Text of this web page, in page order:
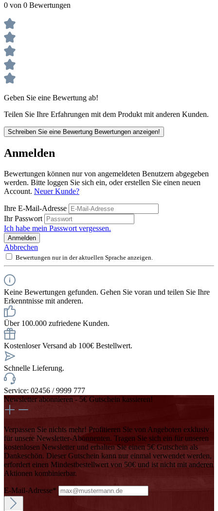
0 von 0 Bewertungen
Geben Sie eine Bewertung ab!
Teilen Sie Ihre Erfahrungen mit dem Produkt mit anderen Kunden.
Schreiben Sie eine Bewertung Bewertungen anzeigen!
Anmelden
Bewertungen können nur von angemeldeten Benutzern abgegeben
werden. Bitte loggen Sie sich ein, oder erstellen Sie einen neuen
Account. Neuer Kunde?
Ihre E-Mail-Adresse
Ihr Passwort
Ich habe mein Passwort vergessen.
Anmelden
Abbrechen
Bewertungen nur in der aktuellen Sprache anzeigen.
Keine Bewertungen gefunden. Gehen Sie voran und teilen Sie Ihre
Erkenntnisse mit anderen.
Über 100.000 zufriedene Kunden.
Kostenloser Versand ab 100€ Bestellwert.
Schnelle Lieferung.
Service: 02456 / 9999 777
Newsletter abonnieren - 5€ Gutschein kassieren!
Verpassen Sie nichts mehr! Profitieren Sie von Angeboten exklusiv
für unsere Newsletter-Abonnenten. Tragen Sie sich ein für unseren
kostenlosen Newsletter und erhalten Sie einen 5€ Gutschein als
Dankeschön. Dieser Gutschein kann nur einmal verwendet werden,
erfordert einen Mindestbestellwert von 50€ und ist nicht mit anderen
Aktionen kombinierbar.
E-Mail-Adresse*